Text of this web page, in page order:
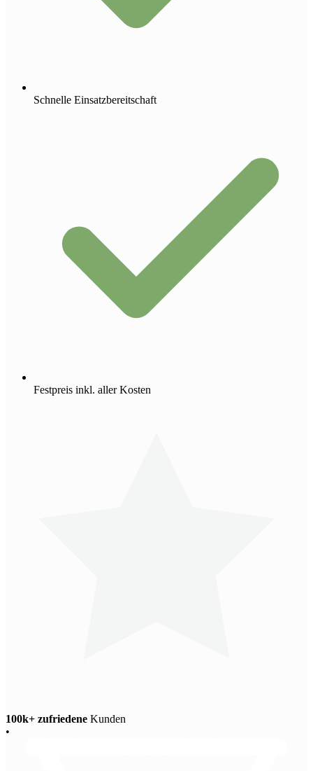
Schnelle Einsatzbereitschaft
Festpreis inkl. aller Kosten
100k+ zufriedene Kunden
•